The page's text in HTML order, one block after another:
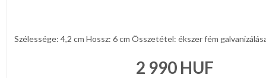
Szélessége: 4,2 cm Hossz: 6 cm Összetétel: ékszer fém
2 990 HUF